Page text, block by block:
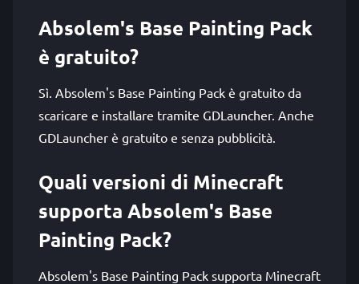
Absolem's Base Painting Pack
è gratuito?
Sì. Absolem's Base Painting Pack è gratuito da
scaricare e installare tramite GDLauncher. Anche
GDLauncher è gratuito e senza pubblicità.
Quali versioni di Minecraft
supporta Absolem's Base
Painting Pack?
Absolem's Base Painting Pack supporta Minecraft